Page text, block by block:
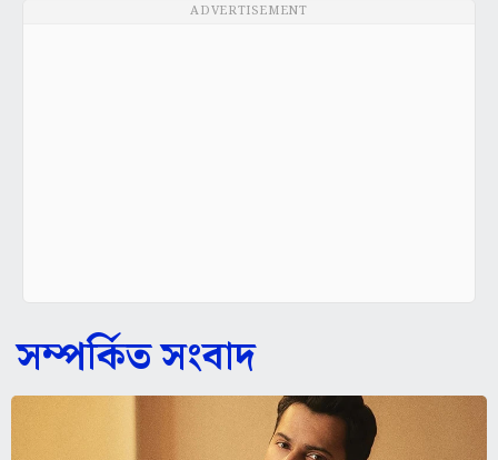
ADVERTISEMENT
সম্পর্কিত সংবাদ